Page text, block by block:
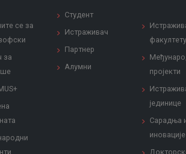
се за
за
Студент
Истраживач
Партнер
Алумни
факултету
пројекти
јединице
Сарадња
иновације